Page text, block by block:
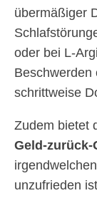
übermäßiger
oder bei L-
Beschwerden
schrittweise
Zudem bietet
Geld-zurück-
unzufrieden